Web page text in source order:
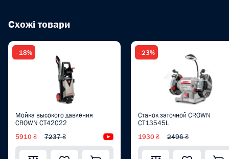
Схожі товари
- 18%
Мойка высокого давления
CROWN CT42022
5910 ₴ 7237 ₴ Видеообзор
- 23%
Станок заточной CROWN
CT13545L
1930 ₴ 2496 ₴